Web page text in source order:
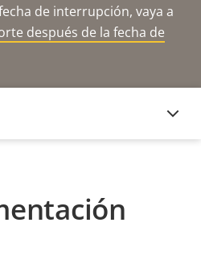
de interrupción, vaya a
después de la fecha de